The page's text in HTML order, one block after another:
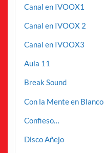
Canal en IVOOX1
Canal en IVOOX 2
Canal en IVOOX3
Aula 11
Break Sound
Con la Mente en Blanco
Confieso…
Disco Añejo